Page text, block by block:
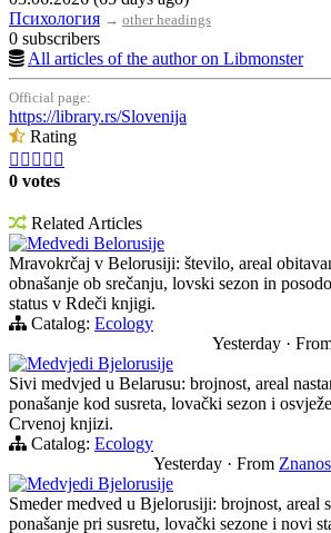
Психология → other headings
0 subscribers
All articles of the author on Libmonster
Official page:
https://library.rs/Slovenija
Rating
    
0 votes
Related Articles
Medvedi Belorusije
Mravokrčaj v Belorusiji: število, areal
obnašanje ob srečanju, lovski sezon in
status v Rdeči knjigi.
Catalog: Ecology
Yesterday ·
Medvjedi Bjelorusije
Sivi medvjed u Belarusu: brojnost, areal
ponašanje kod susreta, lovački sezon i
Crvenoj knjizi.
Catalog: Ecology
Yesterday · From
Medvjedi Bjelorusije
Smeder medved u Bjelorusiji: brojnost, areal
ponašanje pri susretu, lovački sezone i novi